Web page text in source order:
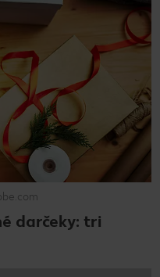
darčeky: tri